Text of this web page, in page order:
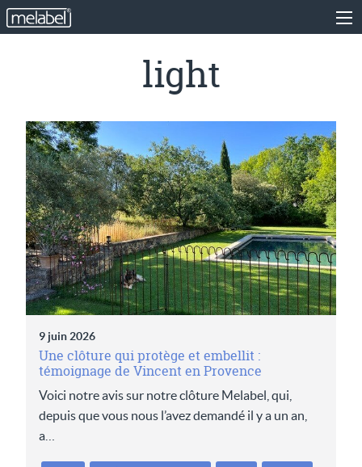
light
9 juin 2026
Une clôture qui protège et embellit :
témoignage de Vincent en Provence
Voici notre avis sur notre clôture Melabel, qui,
depuis que vous nous l’avez demandé il y a un an,
a…